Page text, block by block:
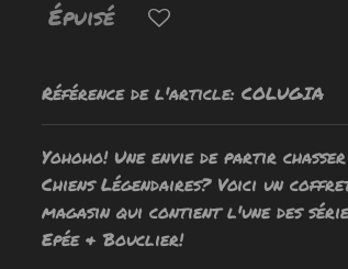
Épuisé
Référence de l'article: COLUGIA
Yohoho! Une envie de partir
Chiens Légendaires? Voici un
magasin qui contient l'une des
Epée & Bouclier!